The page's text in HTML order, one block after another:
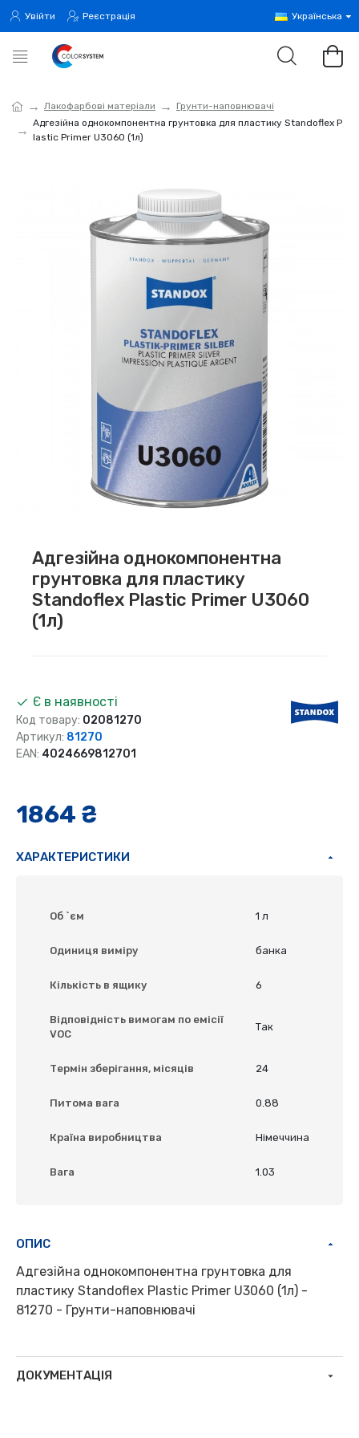
Увійти Реєстрація Українська
Лакофарбові матеріали
Грунти-наповнювачі
Адгезійна однокомпонентна грунтовка для пластику Standoflex P
lastic Primer U3060 (1л)
Адгезійна однокомпонентна
грунтовка для пластику
Standoflex Plastic Primer U3060
(1л)
1864 ₴
Є в наявності
Код товару: 02081270
Артикул: 81270
EAN: 4024669812701
ХАРАКТЕРИСТИКИ
Об `єм 1 л
Одиниця виміру банка
Кількість в ящику 6
Відповідність вимогам по емісії
VOC
Так
Термін зберігання, місяців 24
Питома вага 0.88
Країна виробництва Німеччина
Вага 1.03
ОПИС
Адгезійна однокомпонентна грунтовка для
пластику Standoflex Plastic Primer U3060 (1л) -
81270 - Грунти-наповнювачі
ДОКУМЕНТАЦІЯ